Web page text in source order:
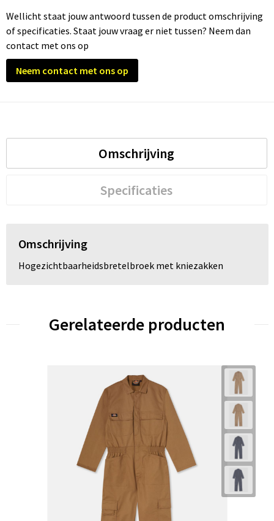
Wellicht staat jouw antwoord tussen de product omschrijving
of specificaties. Staat jouw vraag er niet tussen? Neem dan
contact met ons op
Neem contact met ons op
Omschrijving
Specificaties
Omschrijving
Hogezichtbaarheidsbretelbroek met kniezakken
Gerelateerde producten